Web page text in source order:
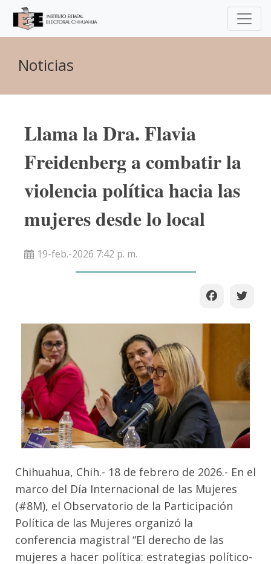
Noticias
Llama la Dra. Flavia
Freidenberg a combatir la
violencia política hacia las
mujeres desde lo local
19-feb.-2026 7:42 p. m.
Chihuahua, Chih.- 18 de febrero de 2026.- En el
marco del Día Internacional de las Mujeres
(#8M), el Observatorio de la Participación
Política de las Mujeres organizó la
conferencia magistral “El derecho de las
mujeres a hacer política: estrategias político-